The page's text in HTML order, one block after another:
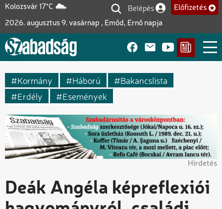
Ugrás
tartalomra
Kolozsvár 17°C
2026. augusztus 9. vasárnap , Emőd, Ernő napja
Felhasználói fiók
Belépés Előfizetés
Kormány Háború
Bakancslista
Erdély
Események
Hirdetés
Deák Angéla képreflexiói